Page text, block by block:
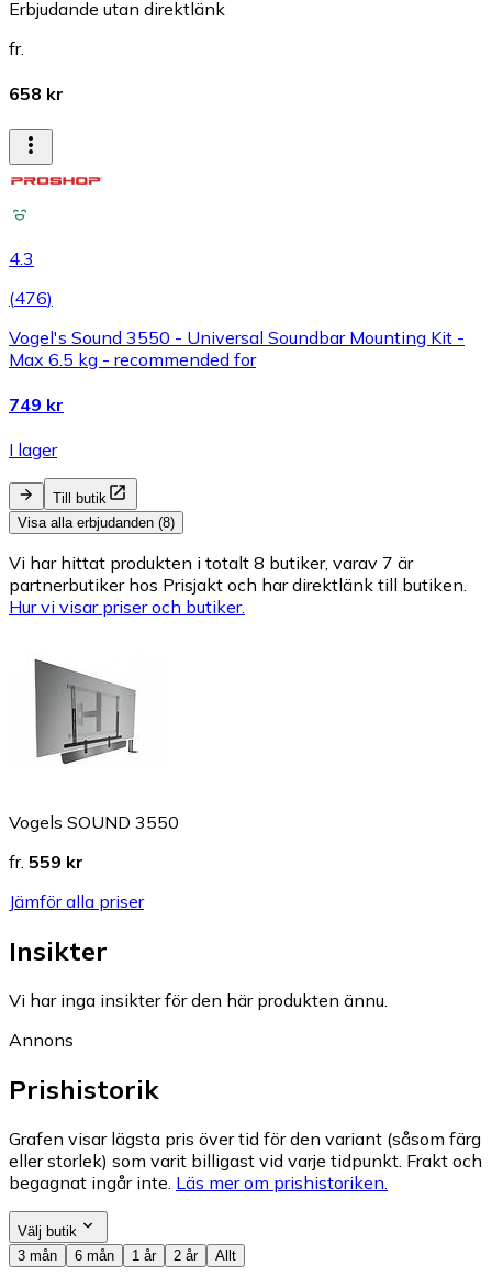
Erbjudande utan direktlänk
fr.
658 kr
4.3
(476)
Vogel's Sound 3550 - Universal Soundbar Mounting Kit -
Max 6.5 kg - recommended for
749 kr
I lager
Till butik
Visa alla erbjudanden (8)
Vi har hittat produkten i totalt 8 butiker, varav 7 är
partnerbutiker hos Prisjakt och har direktlänk till butiken.
Hur vi visar priser och butiker.
Vogels SOUND 3550
fr. 559 kr
Jämför alla priser
Insikter
Vi har inga insikter för den här produkten ännu.
Annons
Prishistorik
Grafen visar lägsta pris över tid för den variant (såsom färg
eller storlek) som varit billigast vid varje tidpunkt. Frakt och
begagnat ingår inte. Läs mer om prishistoriken.
Välj butik
3 mån
6 mån 1 år 2 år Allt